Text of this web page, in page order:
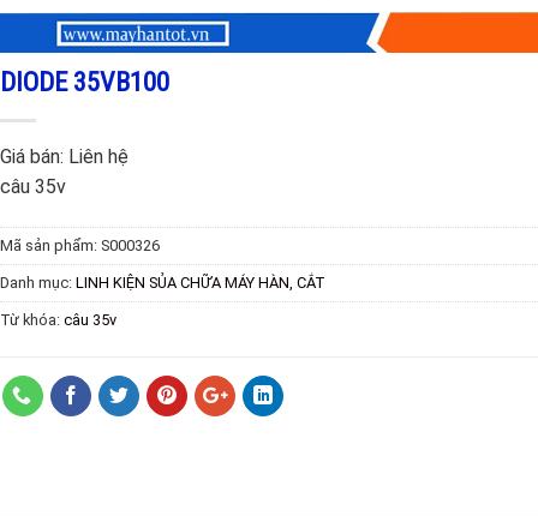
DIODE 35VB100
Giá bán: Liên hệ
câu 35v
Mã sản phẩm: S000326
Danh mục: LINH KIỆN SỦA CHỮA MÁY HÀN, CẮT
Từ khóa: câu 35v